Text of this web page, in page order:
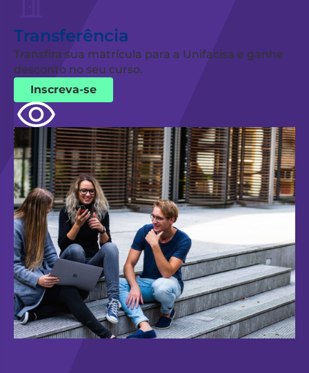
Transferência
Transfira sua matrícula para a Unifacisa e ganhe
desconto no seu curso.
Inscreva-se